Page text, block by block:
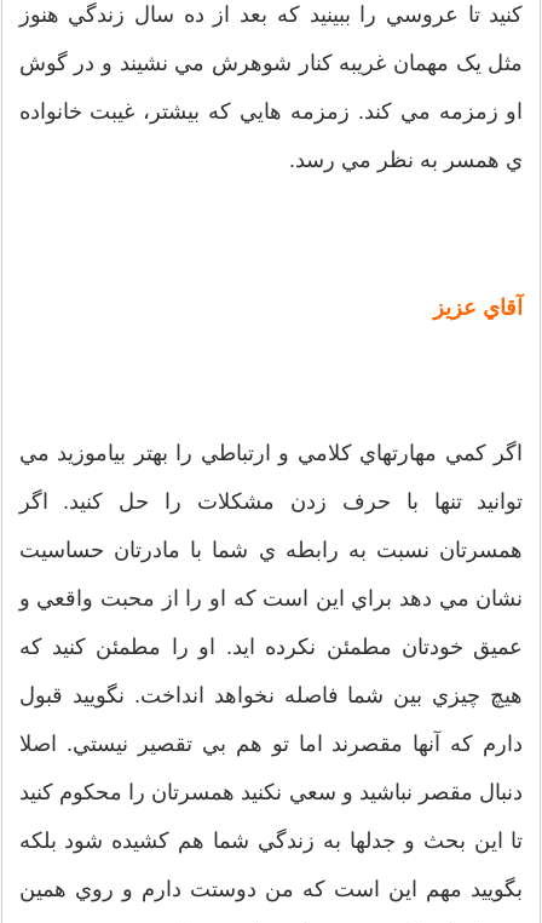
کنيد تا عروسي را ببينيد که بعد از ده سال زندگي هنوز
مثل يک مهمان غريبه کنار شوهرش مي نشيند و در گوش
او زمزمه مي کند. زمزمه هايي که بيشتر، غيبت خانواده
ي همسر به نظر مي رسد.
آقاي عزيز
اگر کمي مهارتهاي کلامي و ارتباطي را بهتر بياموزيد مي
توانيد تنها با حرف زدن مشکلات را حل کنيد. اگر
همسرتان نسبت به رابطه ي شما با مادرتان حساسيت
نشان مي دهد براي اين است که او را از محبت واقعي و
عميق خودتان مطمئن نکرده ايد. او را مطمئن کنيد که
هيچ چيزي بين شما فاصله نخواهد انداخت. نگوييد قبول
دارم که آنها مقصرند اما تو هم بي تقصير نيستي. اصلا
دنبال مقصر نباشيد و سعي نکنيد همسرتان را محکوم کنيد
تا اين بحث و جدلها به زندگي شما هم کشيده شود بلکه
بگوييد مهم اين است که من دوستت دارم و روي همين